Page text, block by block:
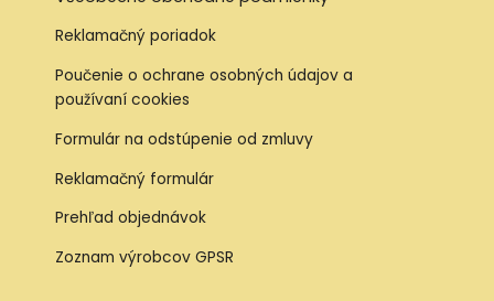
Reklamačný poriadok
Poučenie o ochrane osobných údajov a
používaní cookies
Formulár na odstúpenie od zmluvy
Reklamačný formulár
Prehľad objednávok
Zoznam výrobcov GPSR